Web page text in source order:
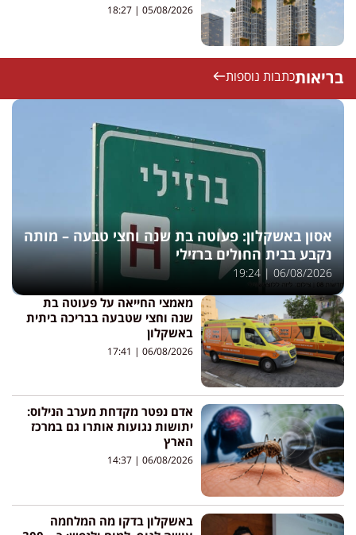
05/08/2026
בריאותכתבות נוספות
אסון באשקלון: פעוטה בת שנה וחצי טבעה – מותה
נקבע בבית החולים ברזילי
06/08/2026
מאמצי החייאה על פעוטה בת
שנה וחצי שטבעה בבריכה ביתית
באשקלון
06/08/2026
אדם נפטר מקדחת מערב הנילוס:
יתושות נגועות אותרו גם במרכז
הארץ
06/08/2026
באשקלון בדקו מה המלחמה